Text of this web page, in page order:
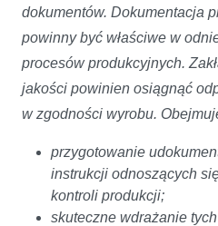
dokumentów. Dokumentacja
powinny być właściwe w
procesów produkcyjnych.
jakości powinien osiągnąć
w zgodności wyrobu.
przygotowanie
instrukcji odnoszących
kontroli produkcji;
skuteczne wdrażanie